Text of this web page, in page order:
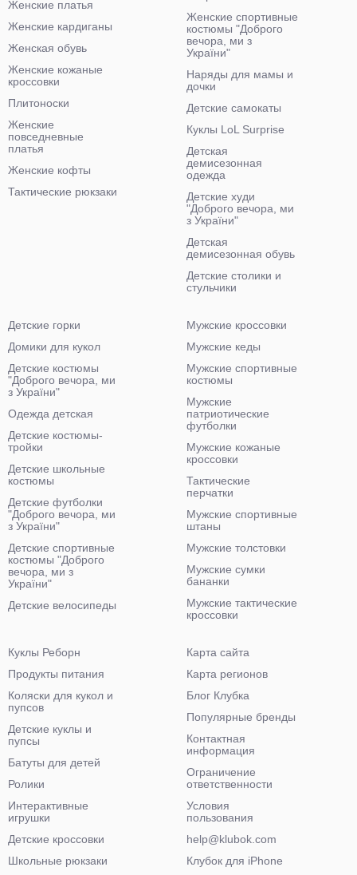
Женские платья
Женские кардиганы
Женская обувь
Женские кожаные
кроссовки
Плитоноски
Женские
повседневные
платья
Женские кофты
Тактические рюкзаки
Женские спортивные
костюмы "Доброго
вечора, ми з
України"
Наряды для мамы и
дочки
Детские самокаты
Куклы LoL Surprise
Детская
демисезонная
одежда
Детские худи
"Доброго вечора, ми
з України"
Детская
демисезонная обувь
Детские столики и
стульчики
Детские горки
Домики для кукол
Детские костюмы
"Доброго вечора, ми
з України"
Одежда детская
Детские костюмы-
тройки
Детские школьные
костюмы
Детские футболки
"Доброго вечора, ми
з України"
Детские спортивные
костюмы "Доброго
вечора, ми з
України"
Детские велосипеды
Мужские кроссовки
Мужские кеды
Мужские спортивные
костюмы
Мужские
патриотические
футболки
Мужские кожаные
кроссовки
Тактические
перчатки
Мужские спортивные
штаны
Мужские толстовки
Мужские сумки
бананки
Мужские тактические
кроссовки
Куклы Реборн
Продукты питания
Коляски для кукол и
пупсов
Детские куклы и
пупсы
Батуты для детей
Ролики
Интерактивные
игрушки
Детские кроссовки
Школьные рюкзаки
Карта сайта
Карта регионов
Блог Клубка
Популярные бренды
Контактная
информация
Ограничение
ответственности
Условия
пользования
help@klubok.com
Клубок для iPhone